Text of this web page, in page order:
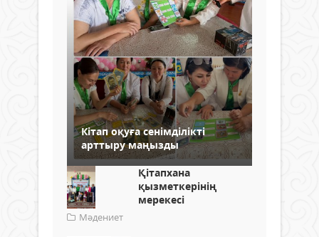
Кітап оқуға сенімділікті
арттыру маңызды
Қітапхана
қызметкерінің
мерекесі
Мәдениет